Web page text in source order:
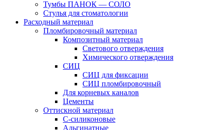
Тумбы ПАНОК — СОЛО
Стулья для стоматологии
Расходный материал
Пломбировочный материал
Композитный материал
Светового отверждения
Химического отверждения
СИЦ
СИЦ для фиксации
СИЦ пломбировочный
Для корневых каналов
Цементы
Оттискной материал
С-силиконовые
Альгинатные